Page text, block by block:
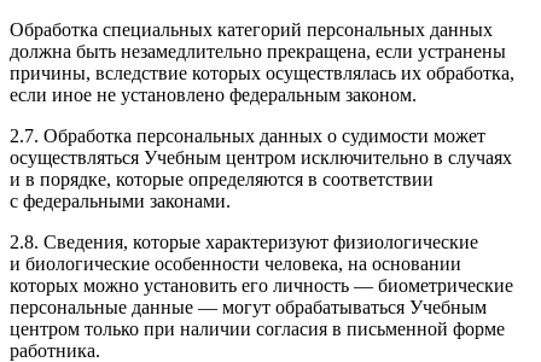
Обработка специальных категорий персональных данных
должна быть незамедлительно прекращена, если устранены
причины, вследствие которых осуществлялась их обработка,
если иное не установлено федеральным законом.
2.7. Обработка персональных данных о судимости может
осуществляться Учебным центром исключительно в случаях
и в порядке, которые определяются в соответствии
с федеральными законами.
2.8. Сведения, которые характеризуют физиологические
и биологические особенности человека, на основании
которых можно установить его личность — биометрические
персональные данные — могут обрабатываться Учебным
центром только при наличии согласия в письменной форме
работника.